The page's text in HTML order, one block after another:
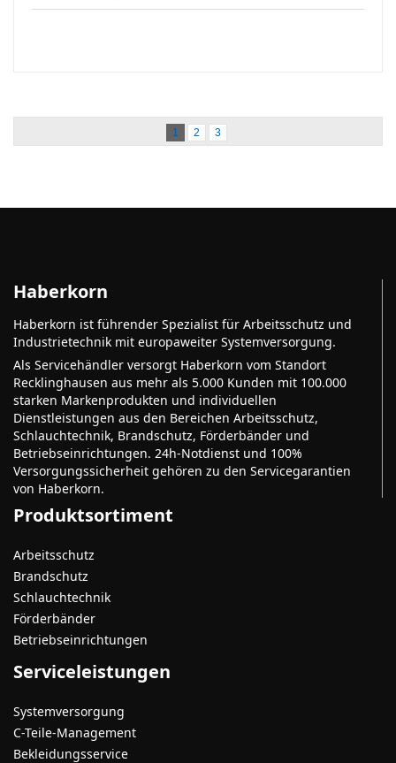
1 2 3
Haberkorn
Haberkorn ist führender Spezialist für Arbeitsschutz und
Industrietechnik mit europaweiter Systemversorgung.
Als Servicehändler versorgt Haberkorn vom Standort
Recklinghausen aus mehr als 5.000 Kunden mit 100.000
starken Markenprodukten und individuellen
Dienstleistungen aus den Bereichen Arbeitsschutz,
Schlauchtechnik, Brandschutz, Förderbänder und
Betriebseinrichtungen. 24h-Notdienst und 100%
Versorgungssicherheit gehören zu den Servicegarantien
von Haberkorn.
Produktsortiment
Arbeitsschutz
Brandschutz
Schlauchtechnik
Förderbänder
Betriebseinrichtungen
Serviceleistungen
Systemversorgung
C-Teile-Management
Bekleidungsservice